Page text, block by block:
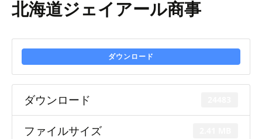
北海道ジェイアール商事
ダウンロード
ダウンロード
ファイルサイズ